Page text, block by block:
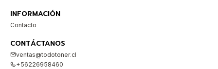
INFORMACIÓN
Contacto
CONTÁCTANOS
ventas@todotoner.cl
+56226958460